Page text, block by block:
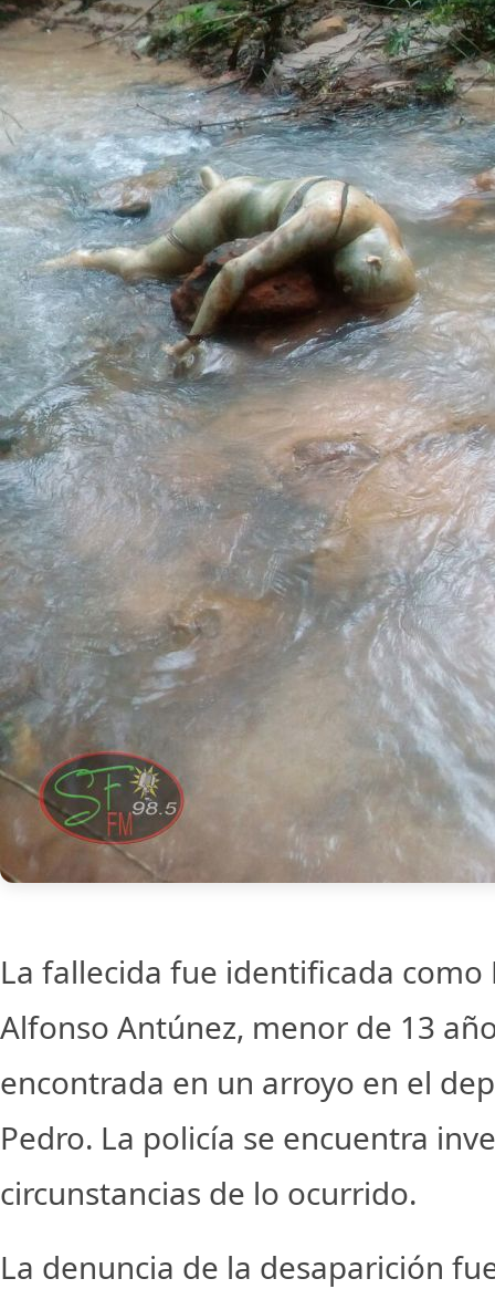
La fallecida fue identificada como
Alfonso Antúnez, menor de 13
encontrada en un arroyo en el
Pedro. La policía se encuentra
circunstancias de lo ocurrido.
La denuncia de la desaparición